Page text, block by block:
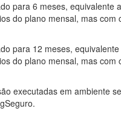
para 6 meses, equivalente
do plano mensal, mas com
para 12 meses,
do plano mensal, mas com
executadas em ambiente